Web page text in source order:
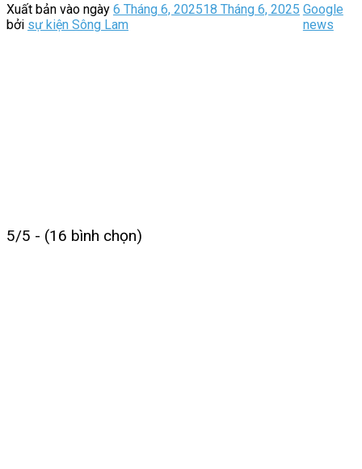
Xuất bản vào ngày 6 Tháng 6, 202518 Tháng 6, 2025
bởi sự kiện Sông Lam
Google
news
5/5 - (16 bình chọn)